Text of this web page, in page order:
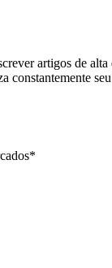
artigos de
*